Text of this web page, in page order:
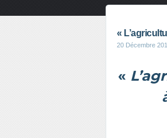
«
20 Décembre
«